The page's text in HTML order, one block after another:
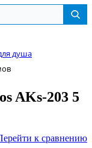
душа
AKs-203 5
к сравнению